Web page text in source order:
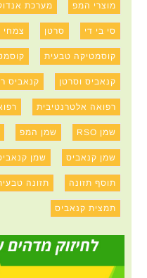
מוצרי המפ מערכת
סי בי די סרטן
קוסמטיקה טבעית
קנאביס וסרטן קנאביס
רפואה אלטרנטיבית
שמן RSO שמן המפ
שמן קנאביס שמן
תוסף תזונה תזונה
תמצית קנאביס